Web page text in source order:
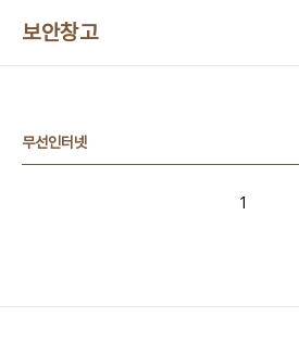
보안창고
무선인터넷
1